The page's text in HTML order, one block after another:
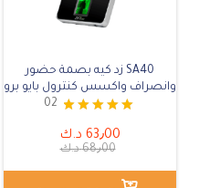
SA40 زد كيه بصمة حضور
وانصراف واكسس كنترول بايو برو
تم التقييم
5.00
من 5
02
63٫00 د.ك
68٫00 د.ك